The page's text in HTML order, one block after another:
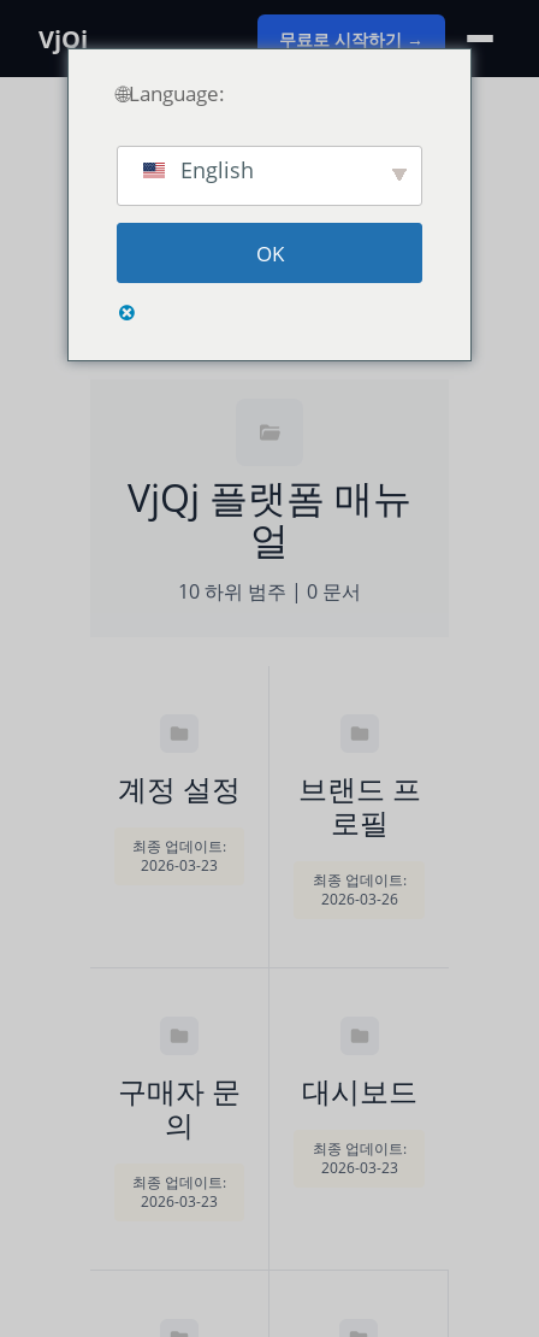
VjQj 무료로 시작하기 →
카테고리 보기
VjQj 플랫폼 매뉴얼
VjQj 플랫폼 매뉴
얼
10 하위 범주 | 0 문서
계정 설정
최종 업데이트:
2026-03-23
브랜드 프
로필
최종 업데이트:
2026-03-26
구매자 문
의
최종 업데이트:
2026-03-23
대시보드
최종 업데이트:
2026-03-23
🌐Language:
English
OK